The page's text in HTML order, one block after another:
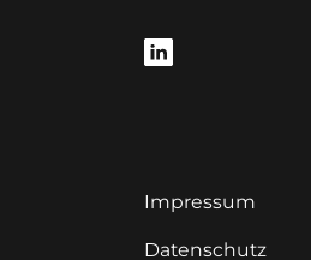
Impressum
Datenschutz